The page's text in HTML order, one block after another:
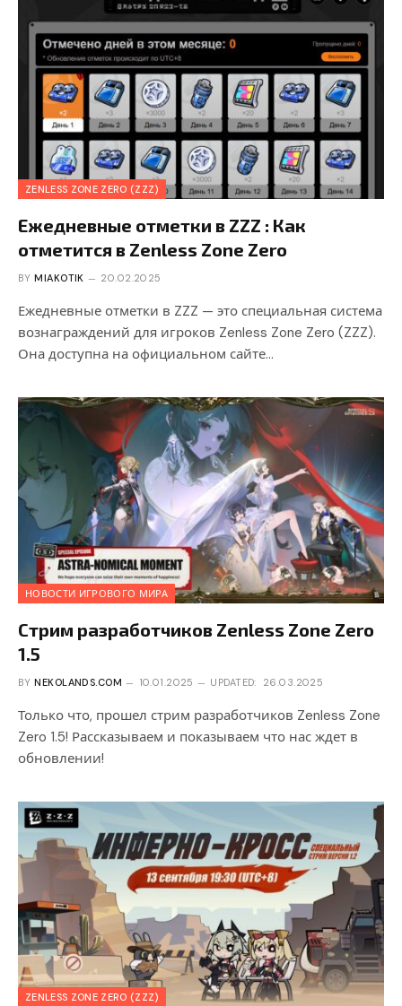
ZENLESS ZONE ZERO (ZZZ)
Ежедневные отметки в ZZZ : Как
отметится в Zenless Zone Zero
BY MIAKOTIK 20.02.2025
Ежедневные отметки в ZZZ — это специальная система
вознаграждений для игроков Zenless Zone Zero (ZZZ).
Она доступна на официальном сайте…
НОВОСТИ ИГРОВОГО МИРА
Стрим разработчиков Zenless Zone Zero
1.5
BY NEKOLANDS.COM 10.01.2025 UPDATED: 26.03.2025
Только что, прошел стрим разработчиков Zenless Zone
Zero 1.5! Рассказываем и показываем что нас ждет в
обновлении!
ZENLESS ZONE ZERO (ZZZ)